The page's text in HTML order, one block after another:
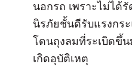
นอกรถ เพราะไม่ได้
นิรภัยชั้นดีรับแรงกร
โดนถุงลมที่ระเบิดขึ้น
เกิดอุบัติเหตุ